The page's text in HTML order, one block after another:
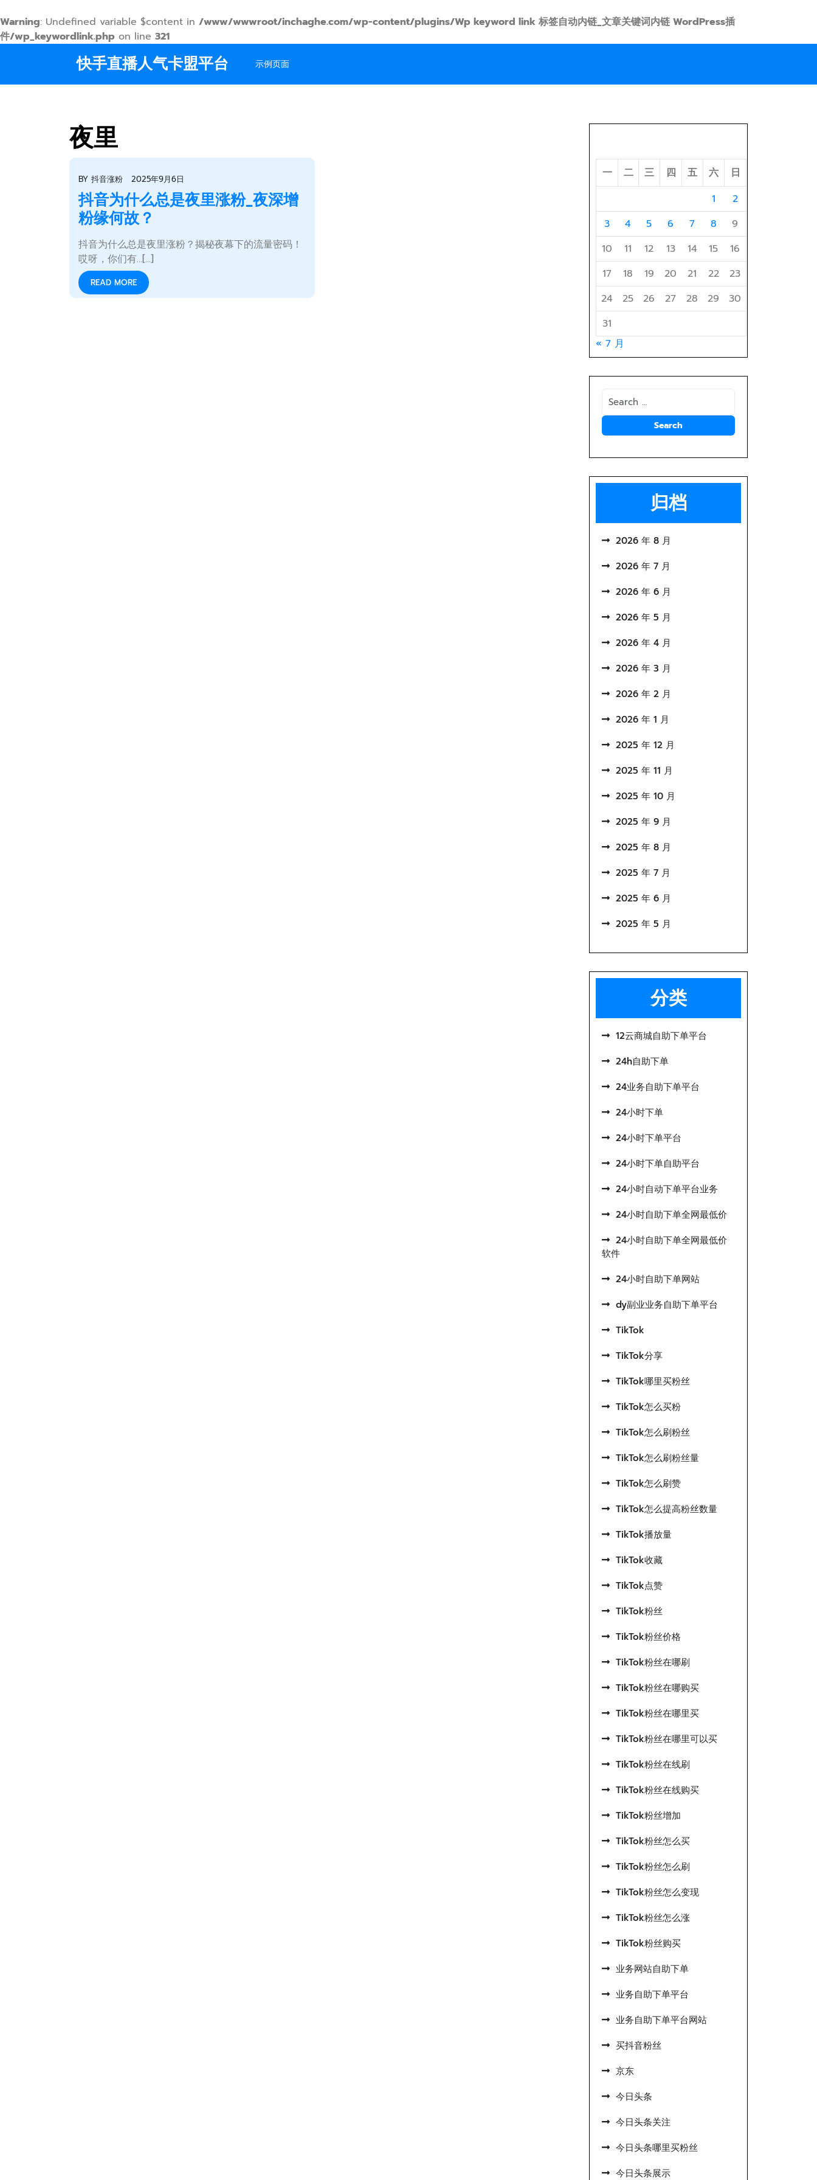
Warning: Undefined variable $content in /www/wwwroot/inchaghe.com/wp-content/plugins/Wp keyword link 标签自动内链_文章关键词内链 WordPress插
件/wp_keywordlink.php on line 321
快手直播人气卡盟平台 示例页面
夜里
BY 抖音涨粉 2025年9月6日
抖音为什么总是夜里涨粉_夜深增
粉缘何故？
抖音为什么总是夜里涨粉？揭秘夜幕下的流量密码！
哎呀，你们有…[...]
READ MORE
一
二 三 四 五 六
日
1
2
3
4 5 6 7 8
9
10
11 12 13 14 15
16
17
18 19 20 21 22
23
24
25 26 27 28 29
30
31
« 7 月
归档
2026 年 8 月
2026 年 7 月
2026 年 6 月
2026 年 5 月
2026 年 4 月
2026 年 3 月
2026 年 2 月
2026 年 1 月
2025 年 12 月
2025 年 11 月
2025 年 10 月
2025 年 9 月
2025 年 8 月
2025 年 7 月
2025 年 6 月
2025 年 5 月
分类
12云商城自助下单平台
24h自助下单
24业务自助下单平台
24小时下单
24小时下单平台
24小时下单自助平台
24小时自动下单平台业务
24小时自助下单全网最低价
24小时自助下单全网最低价
软件
24小时自助下单网站
dy副业业务自助下单平台
TikTok
TikTok分享
TikTok哪里买粉丝
TikTok怎么买粉
TikTok怎么刷粉丝
TikTok怎么刷粉丝量
TikTok怎么刷赞
TikTok怎么提高粉丝数量
TikTok播放量
TikTok收藏
TikTok点赞
TikTok粉丝
TikTok粉丝价格
TikTok粉丝在哪刷
TikTok粉丝在哪购买
TikTok粉丝在哪里买
TikTok粉丝在哪里可以买
TikTok粉丝在线刷
TikTok粉丝在线购买
TikTok粉丝增加
TikTok粉丝怎么买
TikTok粉丝怎么刷
TikTok粉丝怎么变现
TikTok粉丝怎么涨
TikTok粉丝购买
业务网站自助下单
业务自助下单平台
业务自助下单平台网站
买抖音粉丝
京东
今日头条
今日头条关注
今日头条哪里买粉丝
今日头条展示